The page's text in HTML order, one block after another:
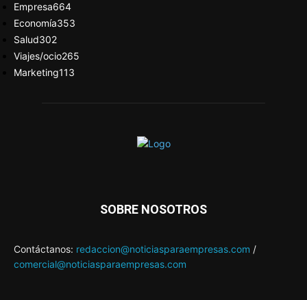
Empresa664
Economía353
Salud302
Viajes/ocio265
Marketing113
SOBRE NOSOTROS
Contáctanos: redaccion@noticiasparaempresas.com /
comercial@noticiasparaempresas.com